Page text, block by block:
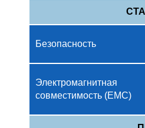
Безопасность
Электромагнитная
совместимость (EМС)